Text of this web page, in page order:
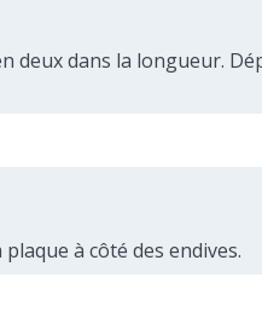
deux dans la longueur.
à côté des endives.